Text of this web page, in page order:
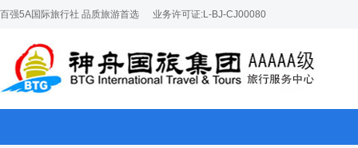
百强5A国际旅行社 品质旅游首选 业务许可证:L-BJ-CJ00080